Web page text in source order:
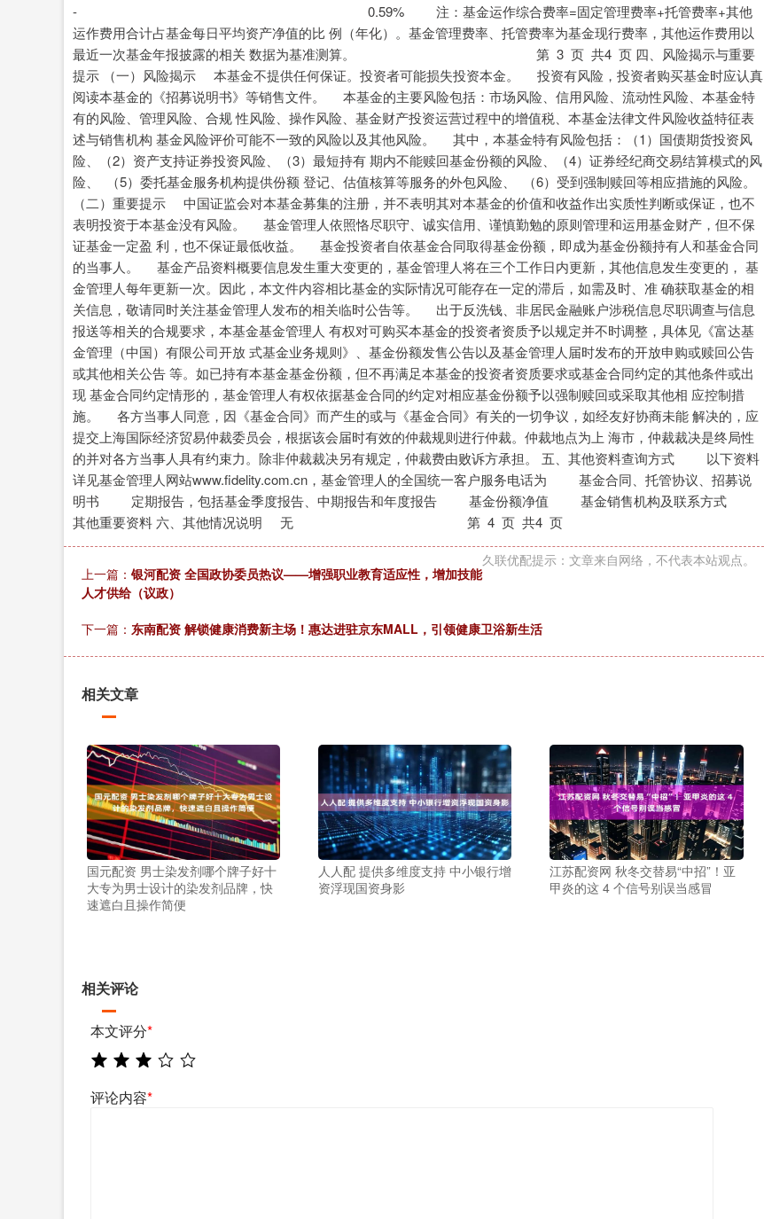
- 0.59% 注：基金运作综合费率=固定管理费率+托管费率+其他
运作费用合计占基金每日平均资产净值的比 例（年化）。基金管理费率、托管费率为基金现行费率，其他运作费用以
最近一次基金年报披露的相关 数据为基准测算。 第 3 页 共4 页 四、风险揭示与重要
提示 （一）风险揭示 本基金不提供任何保证。投资者可能损失投资本金。 投资有风险，投资者购买基金时应认真
阅读本基金的《招募说明书》等销售文件。 本基金的主要风险包括：市场风险、信用风险、流动性风险、本基金特
有的风险、管理风险、合规 性风险、操作风险、基金财产投资运营过程中的增值税、本基金法律文件风险收益特征表
述与销售机构 基金风险评价可能不一致的风险以及其他风险。 其中，本基金特有风险包括：（1）国债期货投资风
险、（2）资产支持证券投资风险、（3）最短持有 期内不能赎回基金份额的风险、（4）证券经纪商交易结算模式的风
险、 （5）委托基金服务机构提供份额 登记、估值核算等服务的外包风险、 （6）受到强制赎回等相应措施的风险。
（二）重要提示 中国证监会对本基金募集的注册，并不表明其对本基金的价值和收益作出实质性判断或保证，也不
表明投资于本基金没有风险。 基金管理人依照恪尽职守、诚实信用、谨慎勤勉的原则管理和运用基金财产，但不保
证基金一定盈 利，也不保证最低收益。 基金投资者自依基金合同取得基金份额，即成为基金份额持有人和基金合同
的当事人。 基金产品资料概要信息发生重大变更的，基金管理人将在三个工作日内更新，其他信息发生变更的， 基
金管理人每年更新一次。因此，本文件内容相比基金的实际情况可能存在一定的滞后，如需及时、准 确获取基金的相
关信息，敬请同时关注基金管理人发布的相关临时公告等。 出于反洗钱、非居民金融账户涉税信息尽职调查与信息
报送等相关的合规要求，本基金基金管理人 有权对可购买本基金的投资者资质予以规定并不时调整，具体见《富达基
金管理（中国）有限公司开放 式基金业务规则》、基金份额发售公告以及基金管理人届时发布的开放申购或赎回公告
或其他相关公告 等。如已持有本基金基金份额，但不再满足本基金的投资者资质要求或基金合同约定的其他条件或出
现 基金合同约定情形的，基金管理人有权依据基金合同的约定对相应基金份额予以强制赎回或采取其他相 应控制措
施。 各方当事人同意，因《基金合同》而产生的或与《基金合同》有关的一切争议，如经友好协商未能 解决的，应
提交上海国际经济贸易仲裁委员会，根据该会届时有效的仲裁规则进行仲裁。仲裁地点为上 海市，仲裁裁决是终局性
的并对各方当事人具有约束力。除非仲裁裁决另有规定，仲裁费由败诉方承担。 五、其他资料查询方式 以下资料
详见基金管理人网站www.fidelity.com.cn，基金管理人的全国统一客户服务电话为 基金合同、托管协议、招募说
明书 定期报告，包括基金季度报告、中期报告和年度报告 基金份额净值 基金销售机构及联系方式
其他重要资料 六、其他情况说明 无 第 4 页 共4 页
久联优配提示：文章来自网络，不代表本站观点。
上一篇： 银河配资 全国政协委员热议——增强职业教育适应性，增加技能
人才供给（议政）
下一篇： 东南配资 解锁健康消费新主场！惠达进驻京东MALL，引领健康卫浴新生活
相关文章
国元配资 男士染发剂哪个牌子好十
大专为男士设计的染发剂品牌，快
速遮白且操作简便
人人配 提供多维度支持 中小银行增
资浮现国资身影
江苏配资网 秋冬交替易“中招”！亚
甲炎的这 4 个信号别误当感冒
相关评论
本文评分*
评论内容*